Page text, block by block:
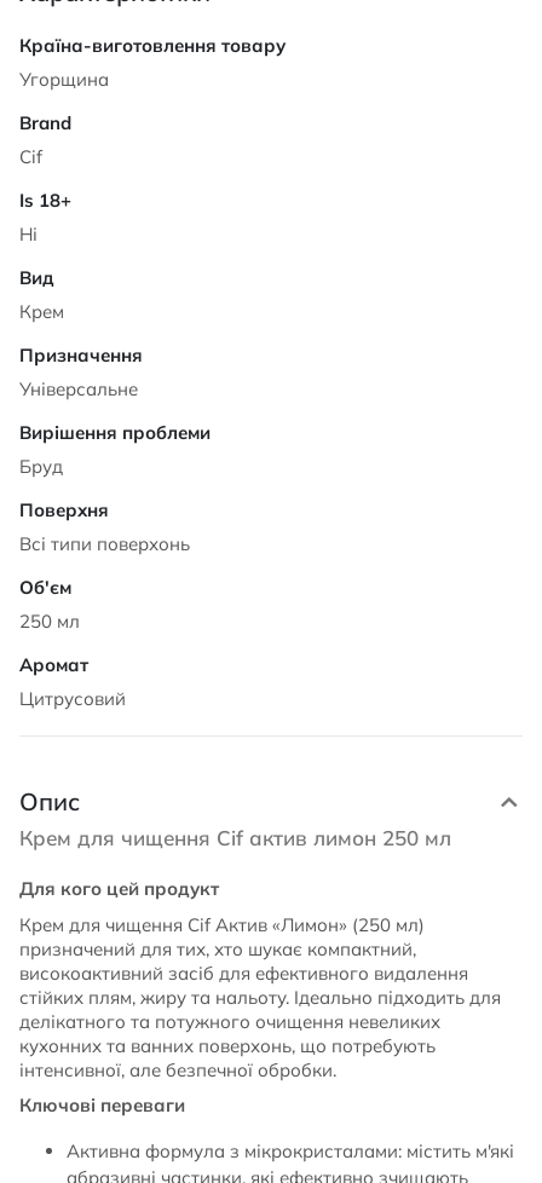
Характеристики
Угорщина
Cif
Ні
Крем
Універсальне
Бруд
Всі типи поверхонь
250 мл
Цитрусовий
Опис
Крем для чищення Cif актив лимон 250 мл
Для кого цей продукт
Крем для чищення Cif Актив «Лимон» (250 мл)
призначений для тих, хто шукає компактний,
високоактивний засіб для ефективного видалення
стійких плям, жиру та нальоту. Ідеально підходить для
делікатного та потужного очищення невеликих
кухонних та ванних поверхонь, що потребують
інтенсивної, але безпечної обробки.
Ключові переваги
Активна формула з мікрокристалами: містить м'які
абразивні частинки, які ефективно зчищають